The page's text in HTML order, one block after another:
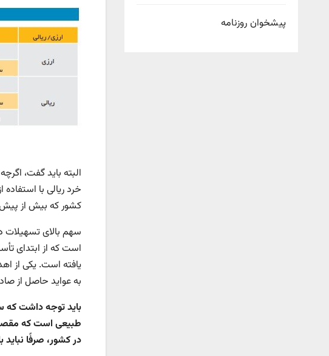
پیشخوان روزنامه
البته باید گفت،
خرد ریالی با
کشور که بیش از پیش
سهم بالای تسهیلات
است که از ابتدای
یافته است. یکی از
به عواید حاصل از
باید توجه داشت که
طبیعی است که مقصد
در کشور، صرفًا